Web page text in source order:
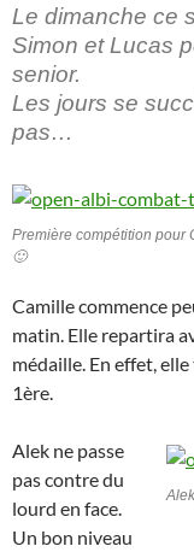
Le dimanche ce
Simon et Lucas
senior.
Les jours se
pas…
Première compétition pour
🙂
Camille commence
matin. Elle repartira
médaille. En effet,
1ère.
Alek ne passe
pas contre du
lourd en face.
Un bon niveau